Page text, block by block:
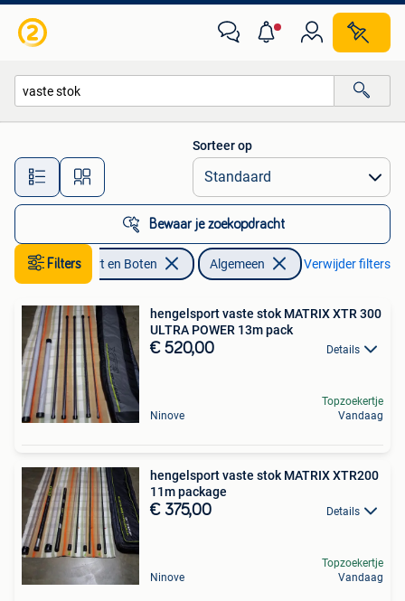
Alle afstanden…
Sorteer op
Bewaar je zoekopdracht
Filters
Watersport en Boten Algemeen Verwijder filters
hengelsport vaste stok MATRIX XTR 300
ULTRA POWER 13m pack
€ 520,00 Details
Ninove
Topzoekertje
Vandaag
hengelsport vaste stok MATRIX XTR200
11m package
€ 375,00 Details
Ninove
Topzoekertje
Vandaag